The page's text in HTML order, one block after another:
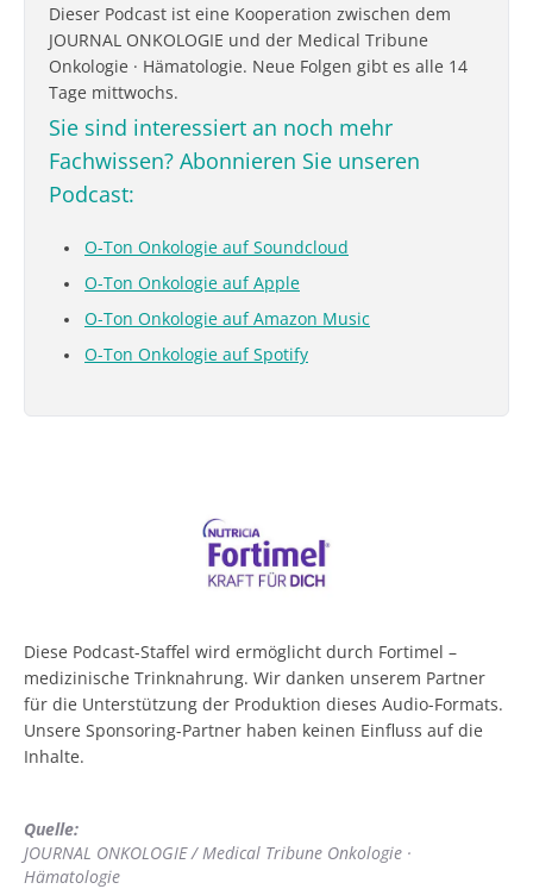
Dieser Podcast ist eine Kooperation zwischen dem
JOURNAL ONKOLOGIE und der Medical Tribune
Onkologie · Hämatologie. Neue Folgen gibt es alle 14
Tage mittwochs.
Sie sind interessiert an noch mehr
Fachwissen? Abonnieren Sie unseren
Podcast:
O-Ton Onkologie auf Soundcloud
O-Ton Onkologie auf Apple
O-Ton Onkologie auf Amazon Music
O-Ton Onkologie auf Spotify
Diese Podcast-Staffel wird ermöglicht durch Fortimel –
medizinische Trinknahrung. Wir danken unserem Partner
für die Unterstützung der Produktion dieses Audio-Formats.
Unsere Sponsoring-Partner haben keinen Einfluss auf die
Inhalte.
Quelle:
JOURNAL ONKOLOGIE / Medical Tribune Onkologie ·
Hämatologie